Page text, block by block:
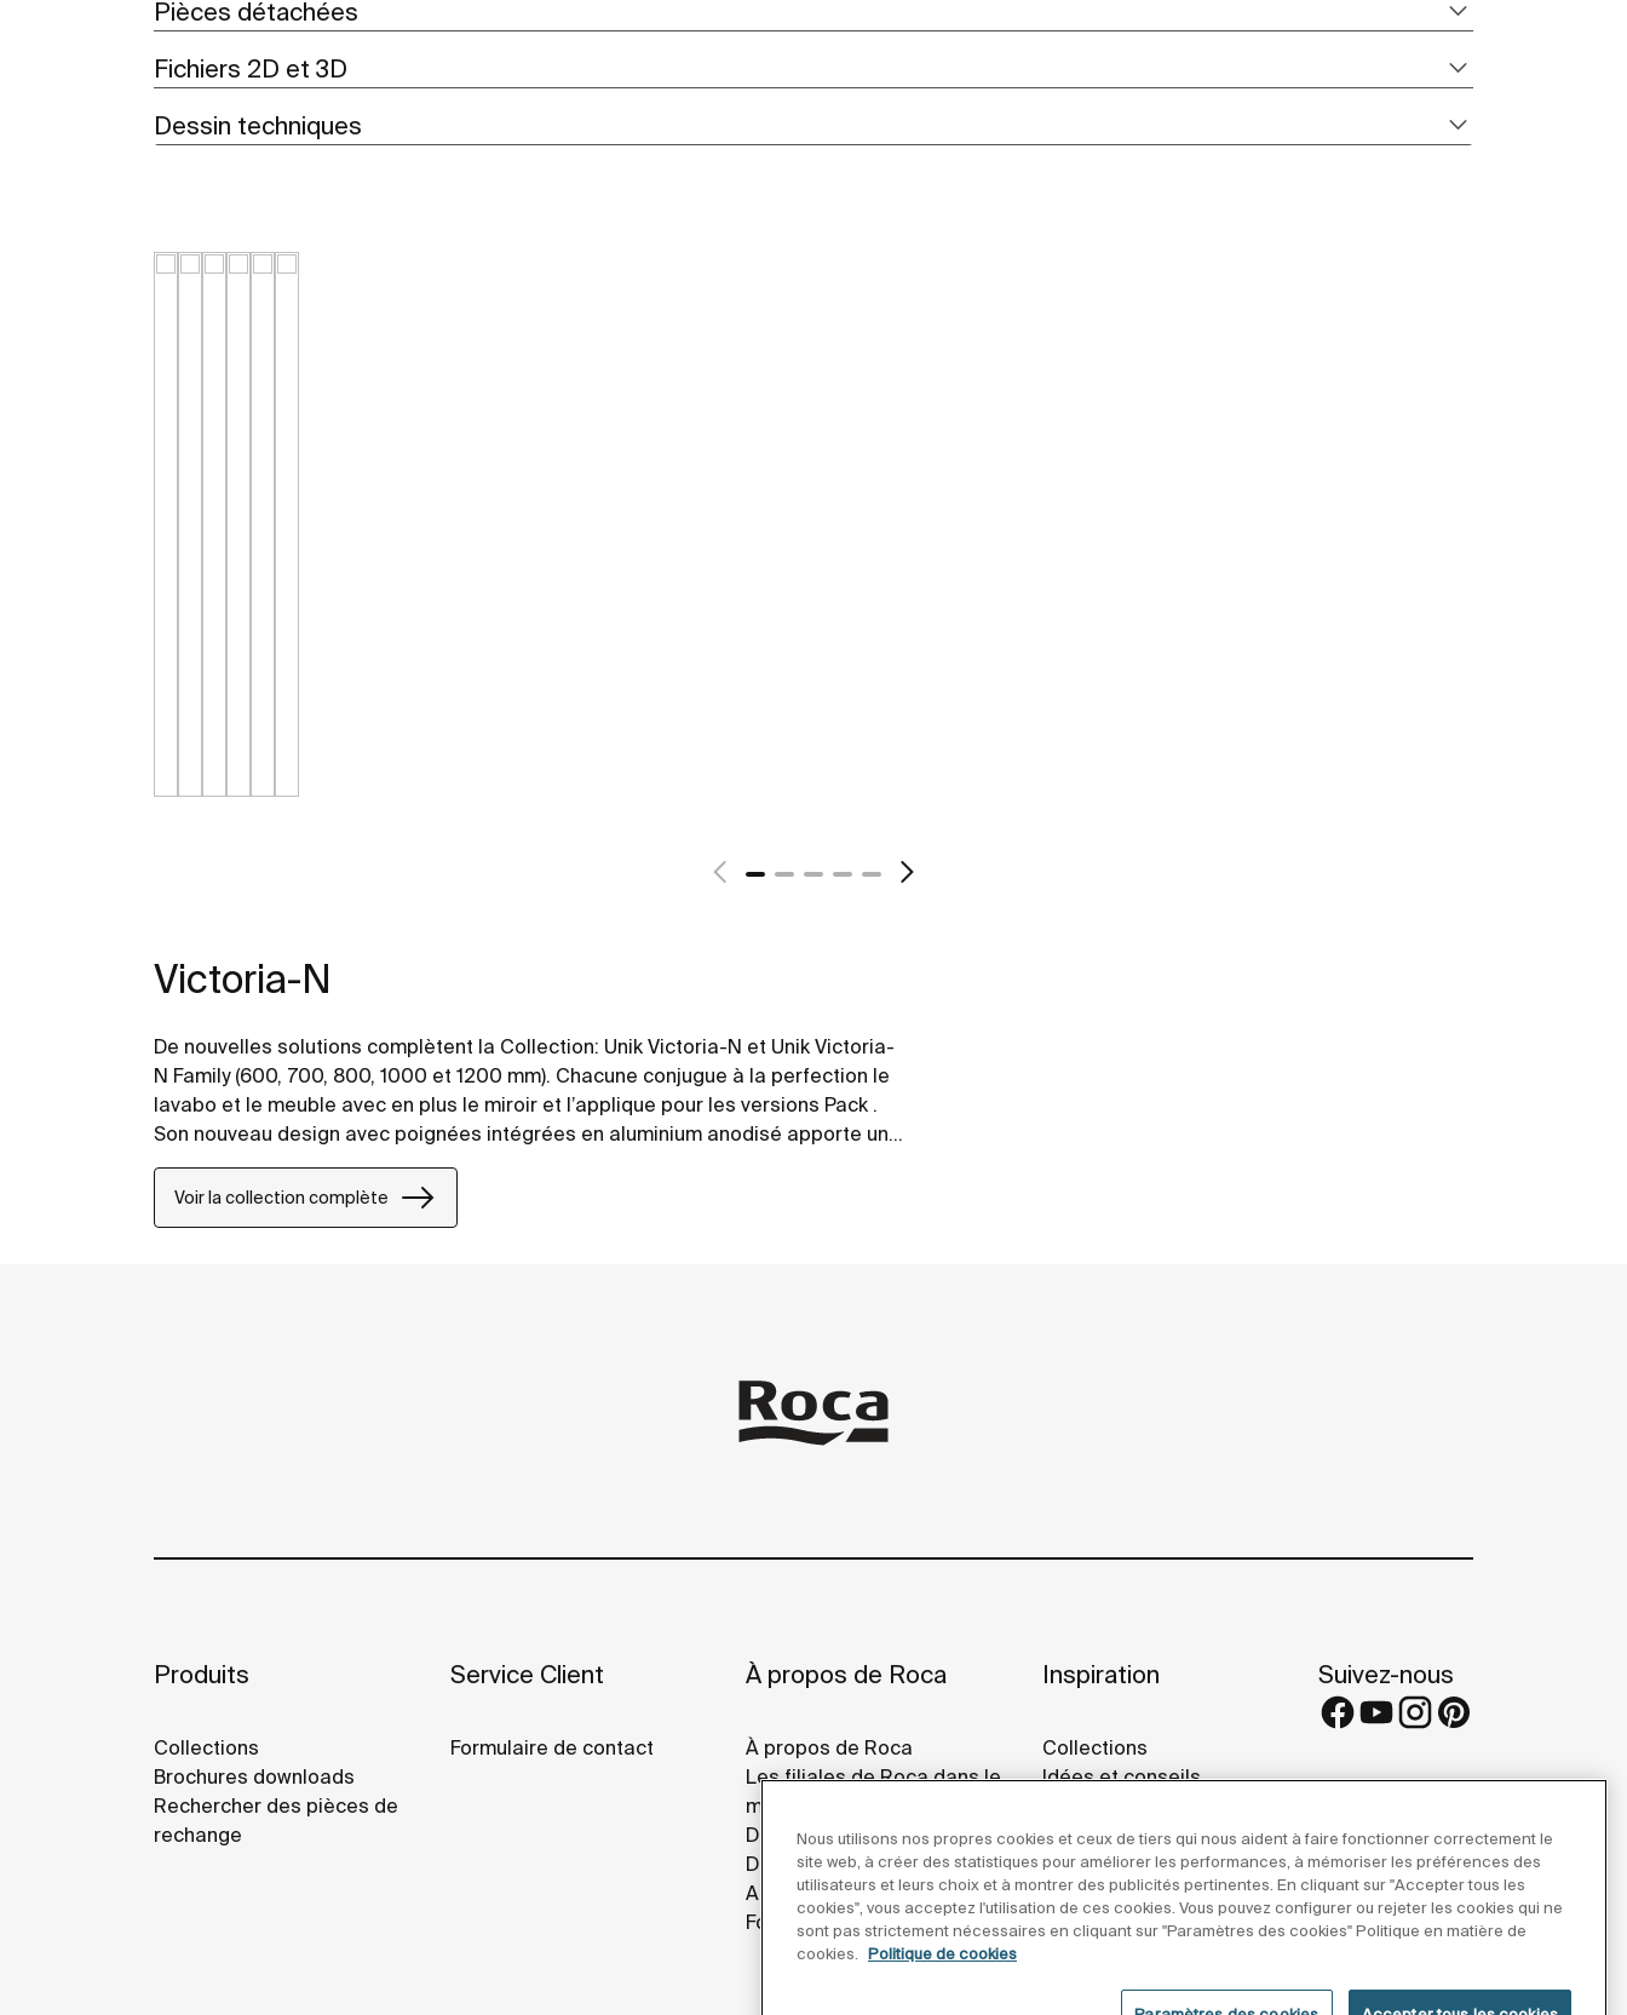
Pièces détachées
Fichiers 2D et 3D
Dessin techniques
Victoria-N
De nouvelles solutions complètent la Collection: Unik Victoria-N et Unik Victoria-
N Family (600, 700, 800, 1000 et 1200 mm). Chacune conjugue à la perfection le
lavabo et le meuble avec en plus le miroir et l’applique pour les versions Pack .
Son nouveau design avec poignées intégrées en aluminium anodisé apporte une
esthétique actuelle et une grande fonctionnalité. Victoria-N se décline en quatre
nouvelles finitions, deux dans des coloris brillants et deux autres en bois texturé.
Voir la collection complète
Produits
Collections
Brochures downloads
Rechercher des pièces de
rechange
Service Client
Formulaire de contact
À propos de Roca
À propos de Roca
Les filiales de Roca dans le
monde
Développement Durable
Design Et Innovation
Actualités
Fournisseurs
Inspiration
Collections
Idées et conseils
Roca Galleries
Suivez-nous
Nous utilisons nos propres cookies et ceux de tiers qui nous aident à faire fonctionner correctement le
site web, à créer des statistiques pour améliorer les performances, à mémoriser les préférences des
utilisateurs et leurs choix et à montrer des publicités pertinentes. En cliquant sur "Accepter tous les
cookies", vous acceptez l'utilisation de ces cookies. Vous pouvez configurer ou rejeter les cookies qui ne
sont pas strictement nécessaires en cliquant sur "Paramètres des cookies" Politique en matière de
cookies.
Politique de cookies